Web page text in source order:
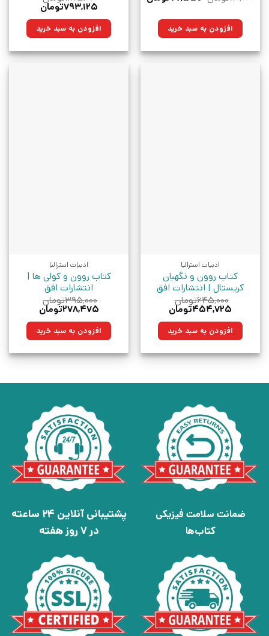
بود.
فعلی:
افزودن به سبد خرید
قیمت
۱,۱۲۵,۰۰۰تومان
بود.
۷۹۳,۱۲۵تومان
۷۹۳,۱۲۵تومان.افزودن به سبد خرید
ادبیات استرالیا
کتاب روون و نگهبان
کریستال | انتشارات افق
۶۴۵,۰۰۰تومان
قیمت
۶۴۵,۰۰۰تومان
بود.
۴۵۴,۷۲۵تومان
۴۵۴,۷۲۵تومان. افزودن به سبد خرید
ادبیات استرالیا
کتاب روون و کولی ها |
انتشارات افق
۳۹۵,۰۰۰تومان
قیمت
۳۹۵,۰۰۰تومان
بود.
۲۷۸,۴۷۵تومان
۲۷۸,۴۷۵تومان.افزودن به سبد خرید
ضمانت سلامت فیزیکی
کتاب‌ها
پشتیبانی آنلاین 24 ساعته
در 7 روز هفته